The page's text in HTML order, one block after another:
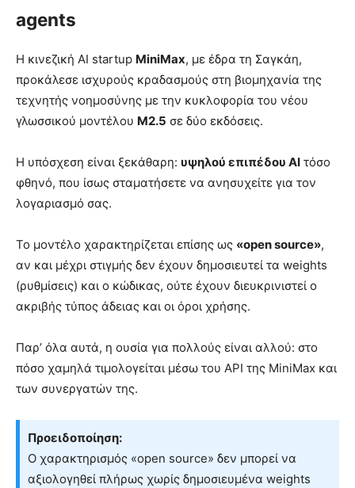
agents
Η κινεζική AI startup MiniMax, με έδρα τη Σαγκάη,
προκάλεσε ισχυρούς κραδασμούς στη βιομηχανία της
τεχνητής νοημοσύνης με την κυκλοφορία του νέου
γλωσσικού μοντέλου M2.5 σε δύο εκδόσεις.
Η υπόσχεση είναι ξεκάθαρη: υψηλού επιπέδου AI τόσο
φθηνό, που ίσως σταματήσετε να ανησυχείτε για τον
λογαριασμό σας.
Το μοντέλο χαρακτηρίζεται επίσης ως «open source»,
αν και μέχρι στιγμής δεν έχουν δημοσιευτεί τα weights
(ρυθμίσεις) και ο κώδικας, ούτε έχουν διευκρινιστεί ο
ακριβής τύπος άδειας και οι όροι χρήσης.
Παρ’ όλα αυτά, η ουσία για πολλούς είναι αλλού: στο
πόσο χαμηλά τιμολογείται μέσω του API της MiniMax και
των συνεργατών της.
Προειδοποίηση:
Ο χαρακτηρισμός «open source» δεν μπορεί να
αξιολογηθεί πλήρως χωρίς δημοσιευμένα weights